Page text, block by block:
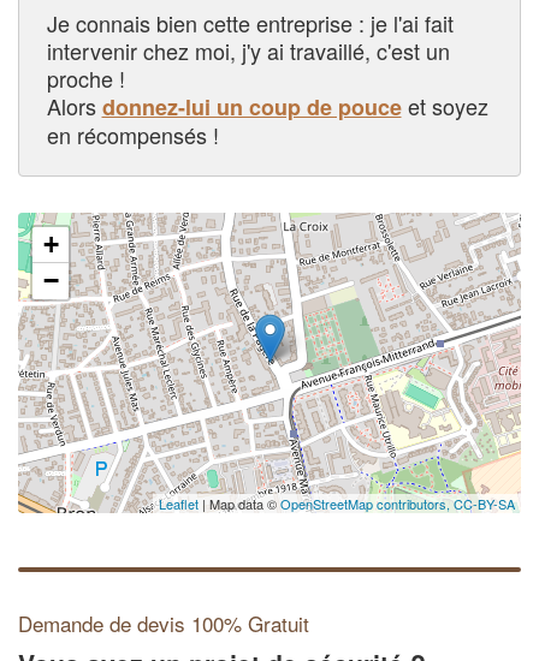
Je connais bien cette entreprise : je l'ai fait
intervenir chez moi, j'y ai travaillé, c'est un
proche !
Alorsdonnez-lui un coup de pouceet soyez
en récompensés !
+
−
Leaflet | Map data ©OpenStreetMap contributors,CC-BY-SA
Demande de devis 100% Gratuit